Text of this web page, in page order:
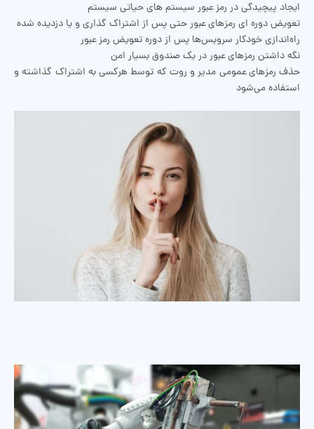
ایجاد پیچیدگی در رمز عبور سیستم های حیاتی سیستم
تعویض دوره ای رمزهای عبور حتی پس از اشتراک گذاری و یا دزدیده شده
راه‌اندازی خودکار سرویس‌ها پس از دوره تعویض رمز عبور
نگه داشتن رمزهای عبور در یک صندوق بسیار امن
حذف رمزهای عمومی مدیر و روت که توسط هرکسی به اشتراک گذاشته و
استفاده می‌شود